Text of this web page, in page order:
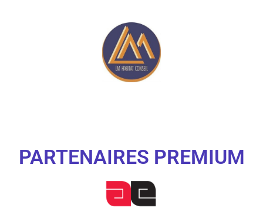
PARTENAIRES PREMIUM